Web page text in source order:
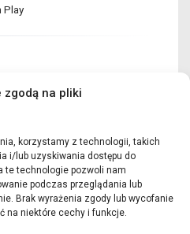
zgodą na pliki
korzystamy z technologii, takich
i/lub uzyskiwania dostępu do
te technologie pozwoli nam
podczas przeglądania lub
Brak wyrażenia zgody lub wycofanie
na niektóre cechy i funkcje.
Play
kija
/ lie
/ masa